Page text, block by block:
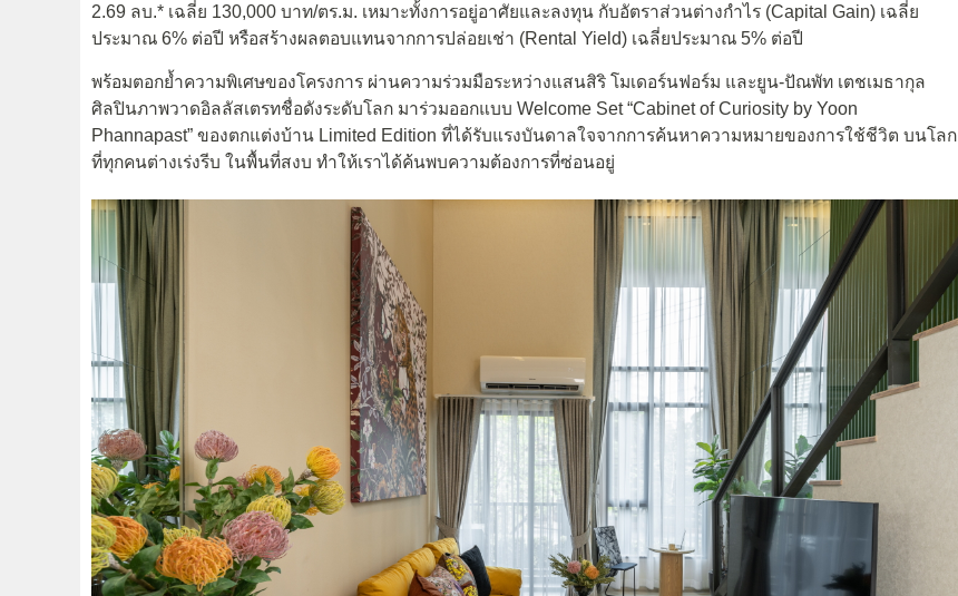
2.69 ลบ.* เฉลี่ย 130,000 บาท/ตร.ม. เหมาะทั้งการอยู่อาศัยและลงทุน กับอัตราส่วนต่างกำไร (Capital Gain) เฉลี่ย
ประมาณ 6% ต่อปี หรือสร้างผลตอบแทนจากการปล่อยเช่า (Rental Yield) เฉลี่ยประมาณ 5% ต่อปี
พร้อมตอกย้ำความพิเศษของโครงการ ผ่านความร่วมมือระหว่างแสนสิริ โมเดอร์นฟอร์ม และยูน-ปัณพัท เตชเมธากุล
ศิลปินภาพวาดอิลลัสเตรทชื่อดังระดับโลก มาร่วมออกแบบ Welcome Set “Cabinet of Curiosity by Yoon
Phannapast” ของตกแต่งบ้าน Limited Edition ที่ได้รับแรงบันดาลใจจากการค้นหาความหมายของการใช้ชีวิต บนโลก
ที่ทุกคนต่างเร่งรีบ ในพื้นที่สงบ ทำให้เราได้ค้นพบความต้องการที่ซ่อนอยู่